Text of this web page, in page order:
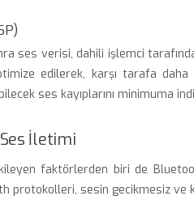
ses verisi, dahili işlemci
edilerek, karşı tarafa
ses kayıplarını minimuma
İletimi
faktörlerden biri de
protokolleri, sesin gecikmesiz ve